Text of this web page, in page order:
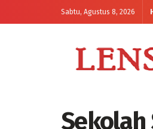
Sabtu, Agustus 8, 2026